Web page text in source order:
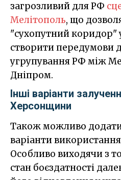
загрозливий для РФ
Мелітополь, що
"сухопутний коридор"
створити передумови
угрупування РФ між
Дніпром.
Інші варіанти
Херсонщини
Також можливо
варіанти
Особливо виходячи з
стан боєздатності